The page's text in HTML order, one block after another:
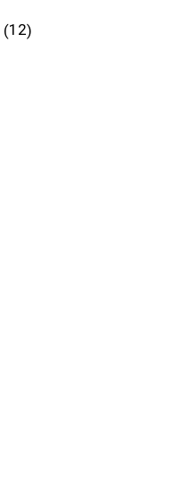
12